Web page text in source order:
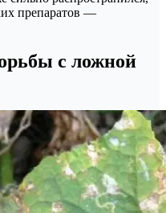
препаратов —
с ложной